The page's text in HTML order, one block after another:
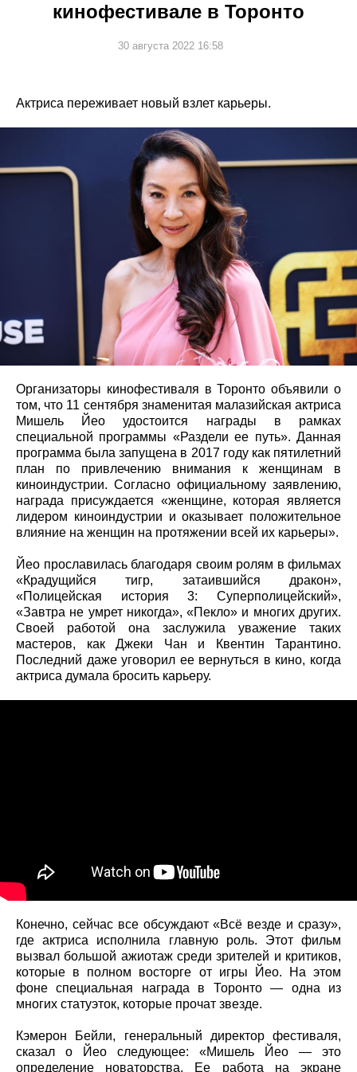
кинофестивале в Торонто
30 августа 2022 16:58
Актриса переживает новый взлет карьеры.
Организаторы кинофестиваля в Торонто объявили о
том, что 11 сентября знаменитая малазийская актриса
Мишель Йео удостоится награды в рамках
специальной программы «Раздели ее путь». Данная
программа была запущена в 2017 году как пятилетний
план по привлечению внимания к женщинам в
киноиндустрии. Согласно официальному заявлению,
награда присуждается «женщине, которая является
лидером киноиндустрии и оказывает положительное
влияние на женщин на протяжении всей их карьеры».
Йео прославилась благодаря своим ролям в фильмах
«Крадущийся тигр, затаившийся дракон»,
«Полицейская история 3: Суперполицейский»,
«Завтра не умрет никогда», «Пекло» и многих других.
Своей работой она заслужила уважение таких
мастеров, как Джеки Чан и Квентин Тарантино.
Последний даже уговорил ее вернуться в кино, когда
актриса думала бросить карьеру.
Конечно, сейчас все обсуждают «Всё везде и сразу»,
где актриса исполнила главную роль. Этот фильм
вызвал большой ажиотаж среди зрителей и критиков,
которые в полном восторге от игры Йео. На этом
фоне специальная награда в Торонто — одна из
многих статуэток, которые прочат звезде.
Кэмерон Бейли, генеральный директор фестиваля,
сказал о Йео следующее: «Мишель Йео — это
определение новаторства. Ее работа на экране